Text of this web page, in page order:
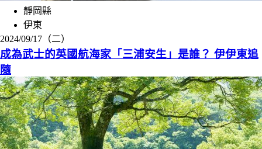
靜岡縣
伊東
2024/09/17（二）
成為武士的英國航海家「三浦安生」是誰？ 伊伊東追
隨